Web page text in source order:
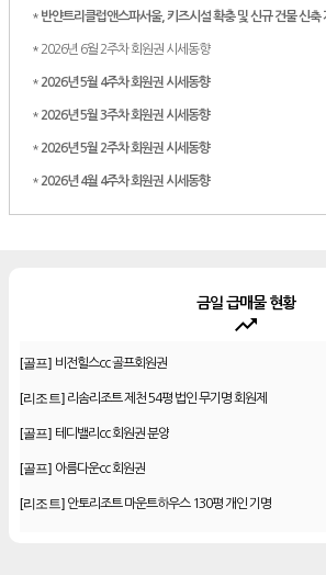
* 반얀트리클럽앤스파서울, 키즈시설 확충 및 신규 건물 신축
* 2026년 6월 2주차 회원권 시세동향
* 2026년 5월 4주차 회원권 시세동향
* 2026년 5월 3주차 회원권 시세동향
* 2026년 5월 2주차 회원권 시세동향
* 2026년 4월 4주차 회원권 시세동향
금일 급매물 현황
trending_up
비전힐스cc 골프회원권
리솜리조트 제천 54평 법인 무기명 회원제
테디밸리cc 회원권 분양
아름다운cc 회원권
안토리조트 마운트하우스 130평 개인 기명